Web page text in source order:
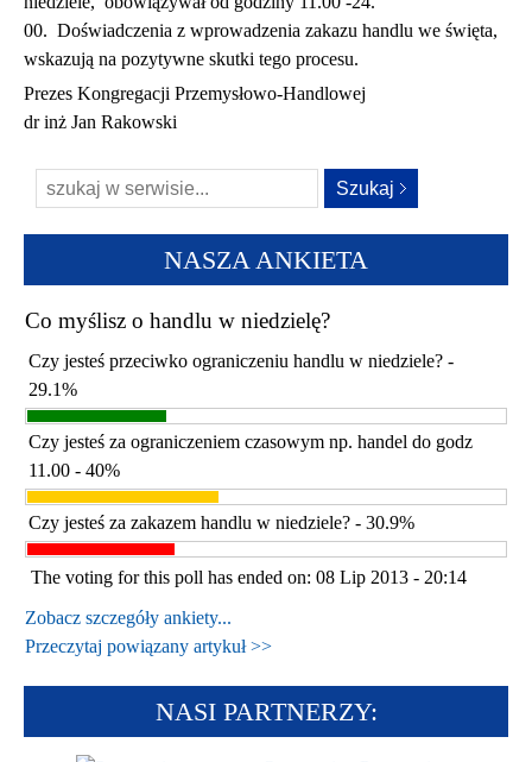
00. Doświadczenia z wprowadzenia zakazu handlu we święta,
wskazują na pozytywne skutki tego procesu.
Prezes Kongregacji Przemysłowo-Handlowej
dr inż Jan Rakowski
NASZA ANKIETA
Co myślisz o handlu w niedzielę?
Czy jesteś przeciwko ograniczeniu handlu w niedziele? -
29.1%
Czy jesteś za ograniczeniem czasowym np. handel do godz
11.00 - 40%
Czy jesteś za zakazem handlu w niedziele? - 30.9%
The voting for this poll has ended on: 08 Lip 2013 - 20:14
Zobacz szczegóły ankiety...
Przeczytaj powiązany artykuł >>
NASI PARTNERZY: